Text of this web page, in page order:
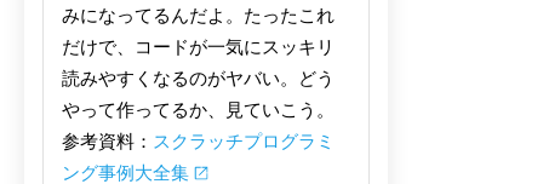
みになってるんだよ。たったこれ
だけで、コードが一気にスッキリ
読みやすくなるのがヤバい。どう
やって作ってるか、見ていこう。
参考資料： スクラッチプログラミ
ング事例大全集